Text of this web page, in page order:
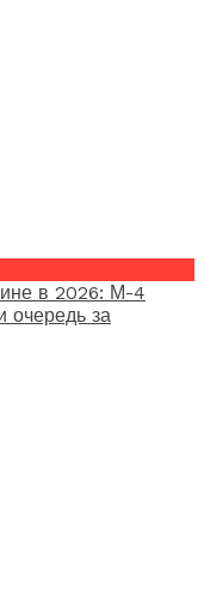
в 2026: М-4
очередь за